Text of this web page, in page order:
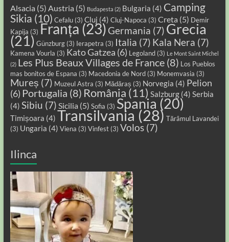
Alsacia (5) Austria (5) Budapesta (2) Bulgaria (4) Camping
Sikia (10) Cefalu(3) Cluj (4) Cluj-Napoca (3) Creta (5) Demir
Kapija (3) Franța(23) Germania (7) Grecia
(21) Günzburg(3) Ierapetra (3) Italia (7) Kala Nera (7)
Kamena Vourla (3) Kato Gatzea (6) Legoland(3) Le Mont Saint Michel
(2) Les Plus Beaux Villages de France(8) Los Pueblos
mas bonitos de Espana (3) Macedonia de Nord(3) Monemvasia (3)
Mureș (7) Muzeul Astra (3) Mădăraș (3) Norvegia (4) Pelion
(6) Portugalia (8) România (11) Salzburg(4) Serbia
(4) Sibiu (7) Sicilia (5) Sofia (3) Spania (20)
Timișoara (4) Transilvania (28) Tărâmul Lavandei
(3) Ungaria (4) Viena (3) Vinfest(3) Volos(7)
Ilinca